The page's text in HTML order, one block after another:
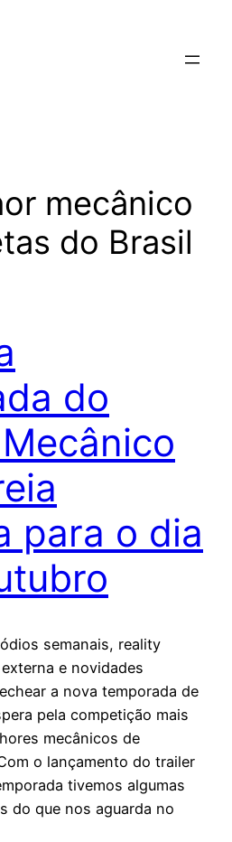
mecânico
do Brasil
do
para o dia
semanais, reality
e novidades
a nova temporada de
pela competição mais
mecânicos de
o lançamento do trailer
tivemos algumas
do que nos aguarda no